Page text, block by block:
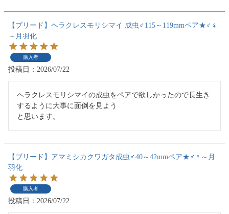
【ブリード】ヘラクレスモリシマイ 成虫♂115～119mmペア★♂♀
～月羽化
購入者
投稿日 2026/07/22
ヘラクレスモリシマイの成虫をペアで欲しかったので長生き
するように大事に面倒を見よう
と思います。
【ブリード】アマミシカクワガタ成虫♂40～42mmペア★♂♀～月
羽化
購入者
投稿日 2026/07/22